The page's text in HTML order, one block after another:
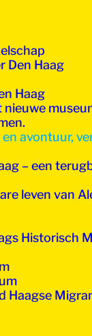
Den Haag
Haag
nieuwe
avontuur,
– een
leven van
Historisch
Haagse